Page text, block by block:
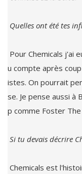
u compte après
istes. On pourrait
se. Je pense aussi à
p comme Foster